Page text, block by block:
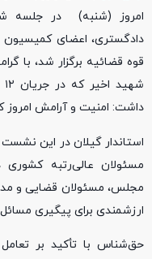
امروز (شنبه) در جلسه
دادگستری، اعضای
داشت: امنیت و آرامش امروز
استاندار گیلان در این نشست
مسئولان عالی‌رتبه کشوری
مجلس، مسئولان قضایی و
ارزشمندی برای پیگیری
حق‌شناس با تأکید بر